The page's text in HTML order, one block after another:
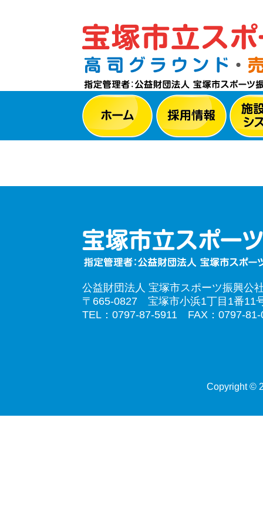
公益財団法人 宝塚市スポーツ振興公
〒665-0827 宝塚市小浜1丁目1番11
TEL：0797-87-5911 FAX：0797-81-
Copyright ©